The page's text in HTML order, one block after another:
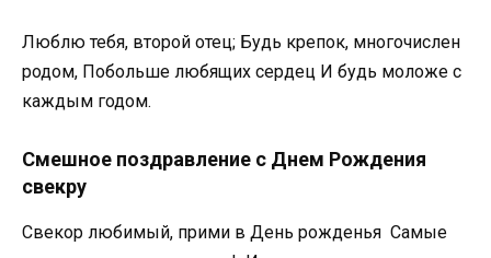
Люблю тебя, второй отец; Будь крепок, многочислен
родом, Побольше любящих сердец И будь моложе с
каждым годом.
Смешное поздравление с Днем Рождения
свекру
Свекор любимый, прими в День рожденья Самые